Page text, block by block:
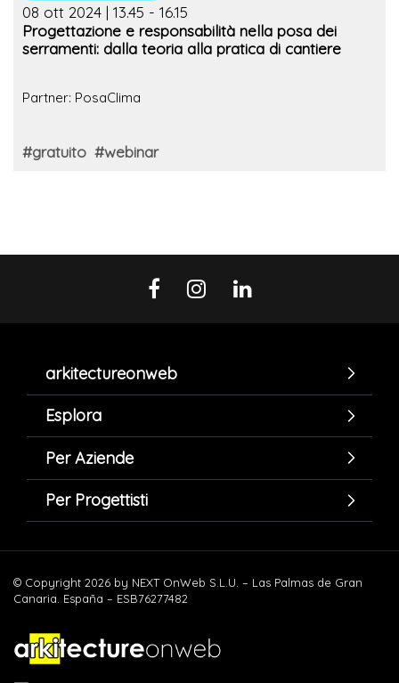
08 ott 2024 | 13.45 - 16.15
Progettazione e responsabilità nella posa dei
serramenti: dalla teoria alla pratica di cantiere
Partner: PosaClima
#gratuito #webinar
arkitectureonweb
Esplora
Per Aziende
Per Progettisti
© Copyright 2026 by NEXT OnWeb S.L.U. – Las Palmas de Gran
Canaria. España – ESB76277482